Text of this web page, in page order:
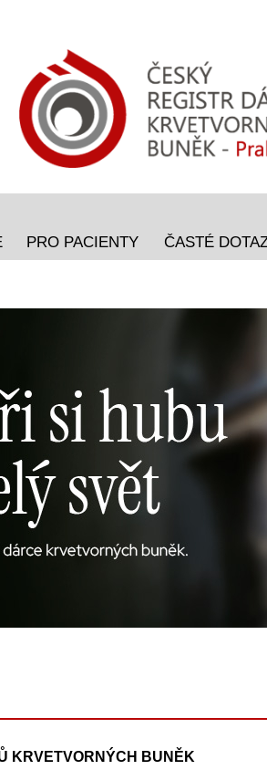
PRO PACIENTY ČASTÉ
KRVETVORNÝCH BUNĚK